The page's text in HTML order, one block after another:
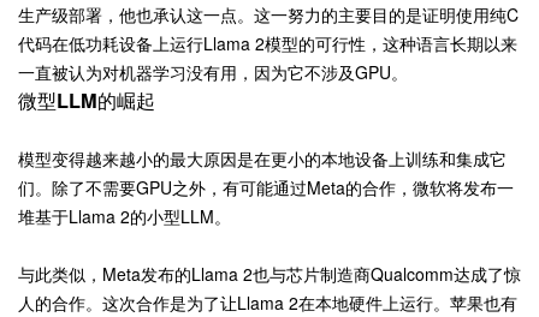
生产级部署，他也承认这一点。这一努力的主要目的是证明使用纯C
代码在低功耗设备上运行Llama 2模型的可行性，这种语言长期以来
一直被认为对机器学习没有用，因为它不涉及GPU。
微型LLM的崛起
模型变得越来越小的最大原因是在更小的本地设备上训练和集成它
们。除了不需要GPU之外，有可能通过Meta的合作，微软将发布一
堆基于Llama 2的小型LLM。
与此类似，Meta发布的Llama 2也与芯片制造商Qualcomm达成了惊
人的合作。这次合作是为了让Llama 2在本地硬件上运行。苹果也有